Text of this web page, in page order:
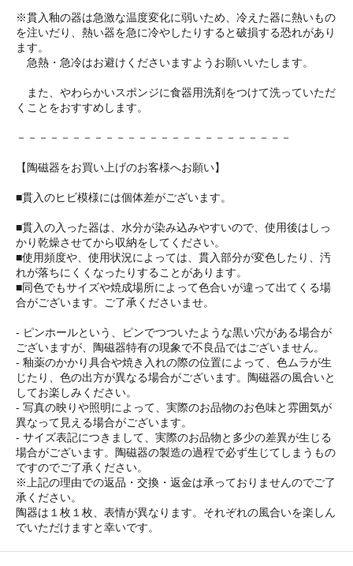
※貫入釉の器は急激な温度変化に弱いため、冷えた器に熱いもの
を注いだり、熱い器を急に冷やしたりすると破損する恐れがあり
ます。
急熱・急冷はお避けくださいますようお願いいたします。
また、やわらかいスポンジに食器用洗剤をつけて洗っていただ
くことをおすすめします。
－－－－－－－－－－－－－－－－－－－－－－－－－
【陶磁器をお買い上げのお客様へお願い】
■貫入のヒビ模様には個体差がございます。
■貫入の入った器は、水分が染み込みやすいので、使用後はしっ
かり乾燥させてから収納をしてください。
■使用頻度や、使用状況によっては、貫入部分が変色したり、汚
れが落ちにくくなったりすることがあります。
■同色でもサイズや焼成場所によって色合いが違って出てくる場
合がございます。ご了承くださいませ。
- ピンホールという、ピンでつついたような黒い穴がある場合が
ございますが、陶磁器特有の現象で不良品ではございません。
- 釉薬のかかり具合や焼き入れの際の位置によって、色ムラが生
じたり、色の出方が異なる場合がございます。陶磁器の風合いと
してお楽しみください。
- 写真の映りや照明によって、実際のお品物のお色味と雰囲気が
異なって見える場合がございます。
- サイズ表記につきまして、実際のお品物と多少の差異が生じる
場合がございます。陶磁器の製造の過程で必ず生じてしまうもの
ですのでご了承ください。
※上記の理由での返品・交換・返金は承っておりませんのでご了
承ください。
陶器は１枚１枚、表情が異なります。それぞれの風合いを楽しん
でいただけますと幸いです。